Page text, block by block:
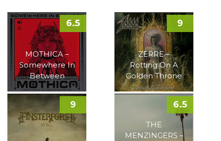
MOTHICA –
Somewhere In
Between
6.5
ZERRE –
Rotting On A
Golden Throne
9
9
THE
MENZINGERS –
6.5